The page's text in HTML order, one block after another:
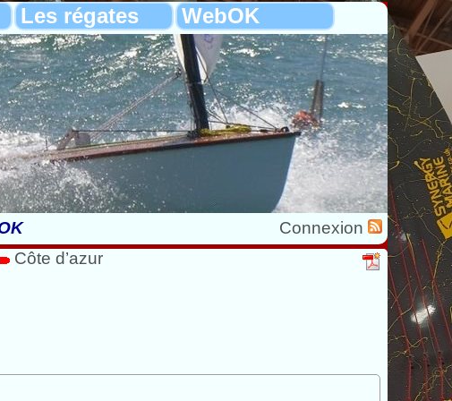
Les régates WebOK
Connexion
Côte d’azur